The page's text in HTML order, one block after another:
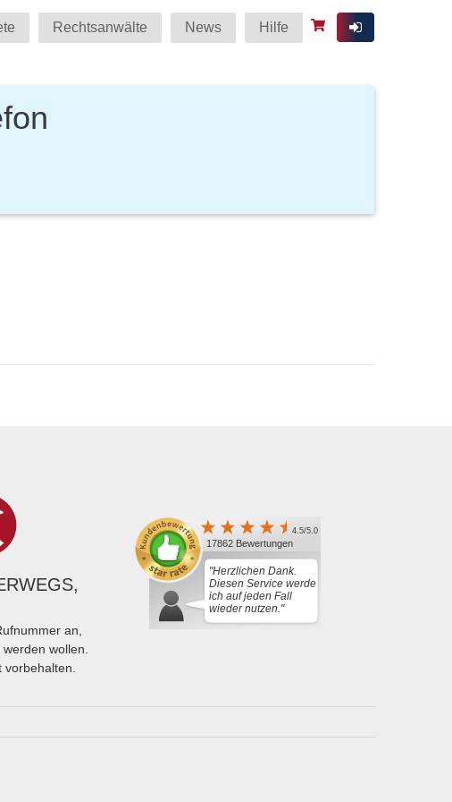
Rechtsanwälte News Hilfe
an,
wollen.
4.5/5.0
17862 Bewertungen
"Herzlichen Dank.
Diesen Service werde
ich auf jeden Fall
wieder nutzen."